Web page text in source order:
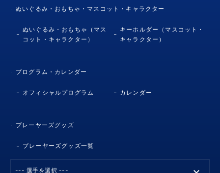
ぬいぐるみ・おもちゃ・マスコット・キャラクター
ぬいぐるみ・おもちゃ（マス
コット・キャラクター）
キーホルダー（マスコット・
キャラクター）
プログラム・カレンダー
オフィシャルプログラム カレンダー
プレーヤーズグッズ
プレーヤーズグッズ一覧